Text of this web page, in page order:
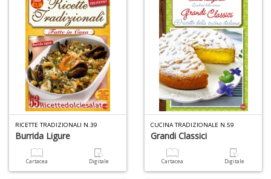
RICETTE TRADIZIONALI N.39
Burrida Ligure
Cartacea Digitale
CUCINA TRADIZIONALE N.59
Grandi Classici
Cartacea Digitale